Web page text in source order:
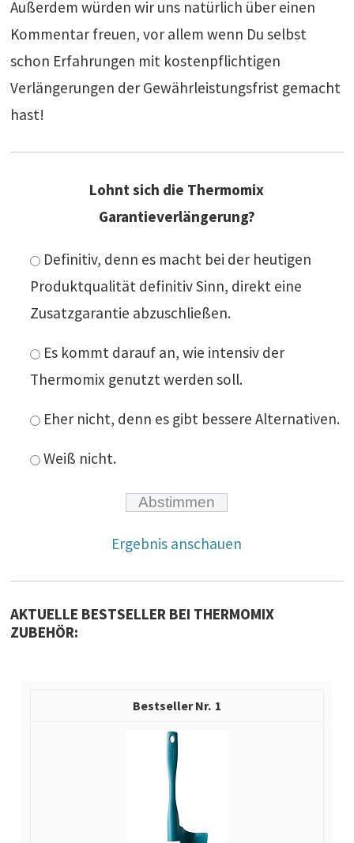
Außerdem würden wir uns natürlich über einen
Kommentar freuen, vor allem wenn Du selbst
schon Erfahrungen mit kostenpflichtigen
Verlängerungen der Gewährleistungsfrist gemacht
hast!
Lohnt sich die Thermomix
Garantieverlängerung?
Definitiv, denn es macht bei der heutigen
Produktqualität definitiv Sinn, direkt eine
Zusatzgarantie abzuschließen.
Es kommt darauf an, wie intensiv der
Thermomix genutzt werden soll.
Eher nicht, denn es gibt bessere Alternativen.
Weiß nicht.
Ergebnis anschauen
AKTUELLE BESTSELLER BEI THERMOMIX
ZUBEHÖR:
1